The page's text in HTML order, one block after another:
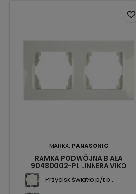
MARKA: PANASONIC
RAMKA PODWÓJNA BIAŁA
90480002-PL LINNERA VIKO
Przycisk światło p/t b...
favorite_border